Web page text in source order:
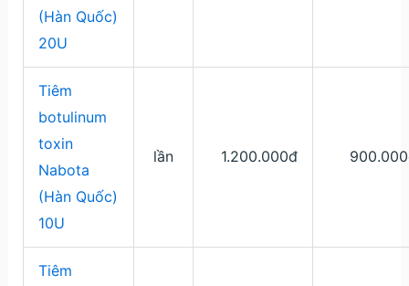
(Hàn Quốc)
20U
Tiêm
botulinum
toxin
Nabota
(Hàn Quốc)
10U
lần 1.200.000đ
Tiêm